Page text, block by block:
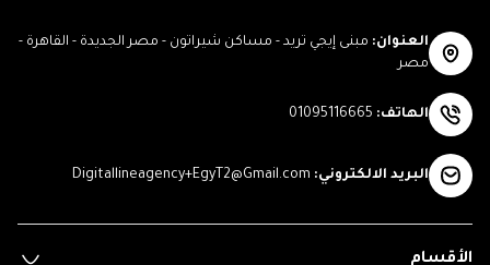
العنوان: مبنى إيجي تريد - مساكن شيراتون - مصر الجديدة - القاهرة -
مصر
الهاتف:
01095116665
البريد الالكتروني:
Digitallineagency+EgyT2@Gmail.com
الأقسام